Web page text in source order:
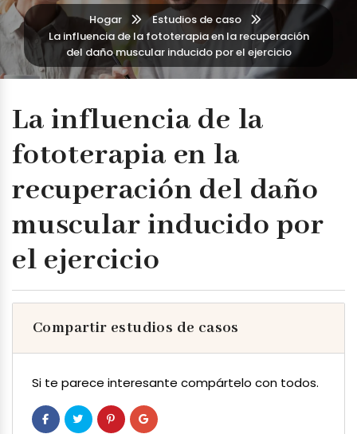
Hogar
Estudios de caso
La influencia de la fototerapia en la recuperación
del daño muscular inducido por el ejercicio
La influencia de la
fototerapia en la
recuperación del daño
muscular inducido por
el ejercicio
Compartir estudios de casos
Si te parece interesante compártelo con todos.